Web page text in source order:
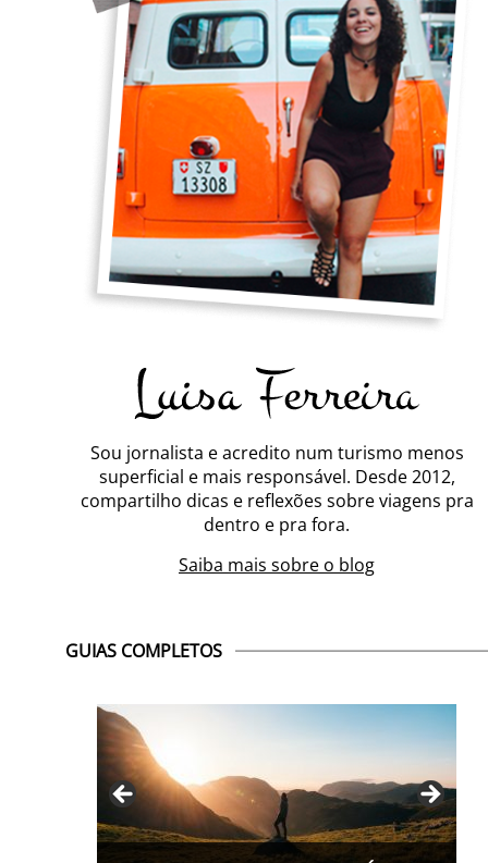
Sou jornalista e acredito num turismo menos
superficial e mais responsável. Desde 2012,
compartilho dicas e reflexões sobre viagens pra
dentro e pra fora.
Saiba mais sobre o blog
GUIAS COMPLETOS